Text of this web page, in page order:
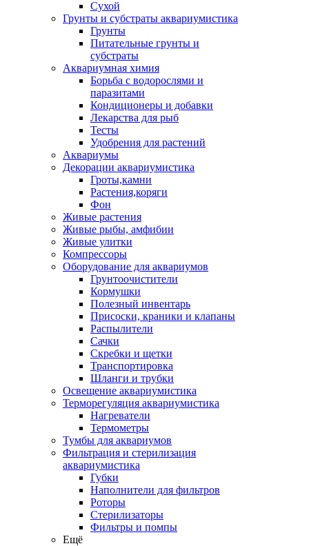
Сухой
Грунты и субстраты аквариумистика
Грунты
Питательные грунты и
субстраты
Аквариумная химия
Борьба с водорослями и
паразитами
Кондиционеры и добавки
Лекарства для рыб
Тесты
Удобрения для растений
Аквариумы
Декорации аквариумистика
Гроты,камни
Растения,коряги
Фон
Живые растения
Живые рыбы, амфибии
Живые улитки
Компрессоры
Оборудование для аквариумов
Грунтоочистители
Кормушки
Полезный инвентарь
Присоски, краники и клапаны
Распылители
Сачки
Скребки и щетки
Транспортировка
Шланги и трубки
Освещение аквариумистика
Терморегуляция аквариумистика
Нагреватели
Термометры
Тумбы для аквариумов
Фильтрация и стерилизация
аквариумистика
Губки
Наполнители для фильтров
Роторы
Стерилизаторы
Фильтры и помпы
Ещё